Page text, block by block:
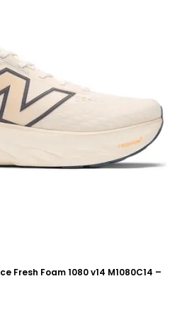
Fresh Foam 1080 v14 M1080C14 –